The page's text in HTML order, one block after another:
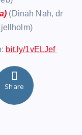
(Dinah Nah, dr
bit.ly/1vELJef
Share